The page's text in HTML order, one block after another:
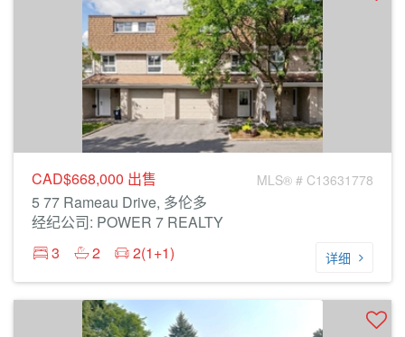
CAD$668,000 出售 MLS® # C13631778
5 77 Rameau Drive, 多伦多
经纪公司: POWER 7 REALTY
3
2 2(1+1) 详细